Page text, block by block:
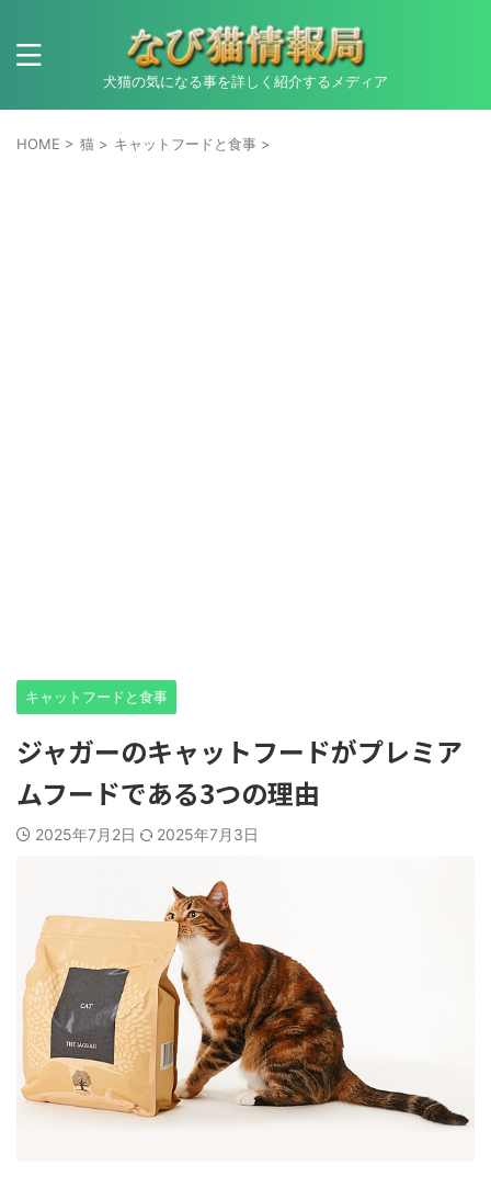
犬猫の気になる事を詳しく紹介するメディア
HOME > 猫 > キャットフードと食事 >
キャットフードと食事
ジャガーのキャットフードがプレミア
ムフードである3つの理由
2025年7月2日 2025年7月3日